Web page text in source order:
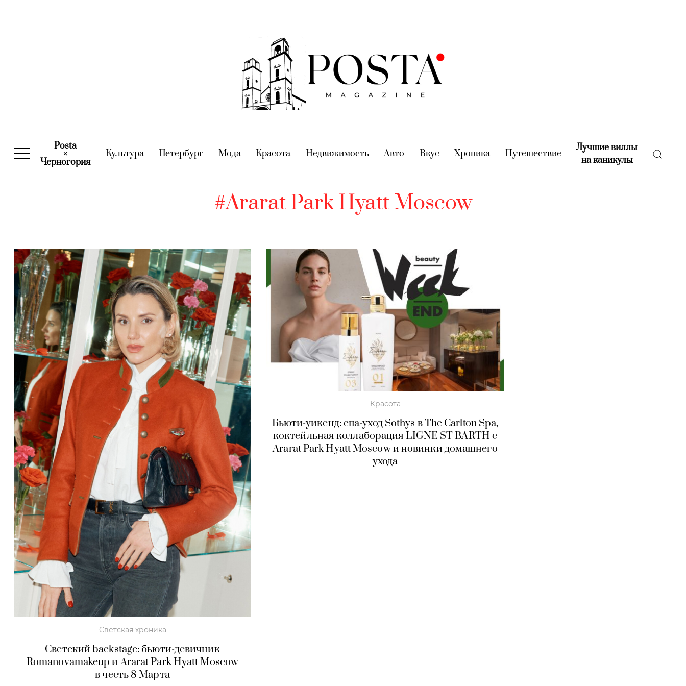
Posta
×
Черногория(current)
Культура(current)
Петербург (current)
Мода(current)
Красота (current)
Недвижимость(current)
Авто (current)
Вкус (current)
Хроника (current)
Путешествие(current)
Лучшие виллы
на каникулы(current)
#Ararat Park Hyatt Moscow
Светская хроника
Светский backstage: бьюти-девичник
Romanovamakeup и Ararat Park Hyatt Moscow
в честь 8 Марта
Красота
Бьюти-уикенд: спа-уход Sothys в The Carlton Spa,
коктейльная коллаборация LIGNE ST BARTH с
Ararat Park Hyatt Moscow и новинки домашнего
ухода